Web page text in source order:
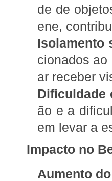
de de
ene,
Isolamento
cionados
ar receber
Dificuldade
ão e a
em levar a
Impacto no
Aumento